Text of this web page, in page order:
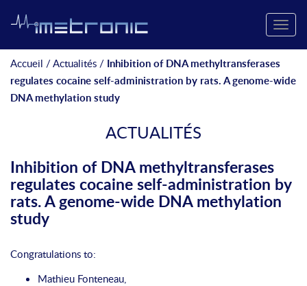
Toggle
Accueil /Actualités / Inhibition of DNA methyltransferases
regulates cocaine self-administration by rats. A genome-wide
DNA methylation study
ACTUALITÉS
Inhibition of DNA methyltransferases
regulates cocaine self-administration by
rats. A genome-wide DNA methylation
study
Congratulations to:
Mathieu Fonteneau,